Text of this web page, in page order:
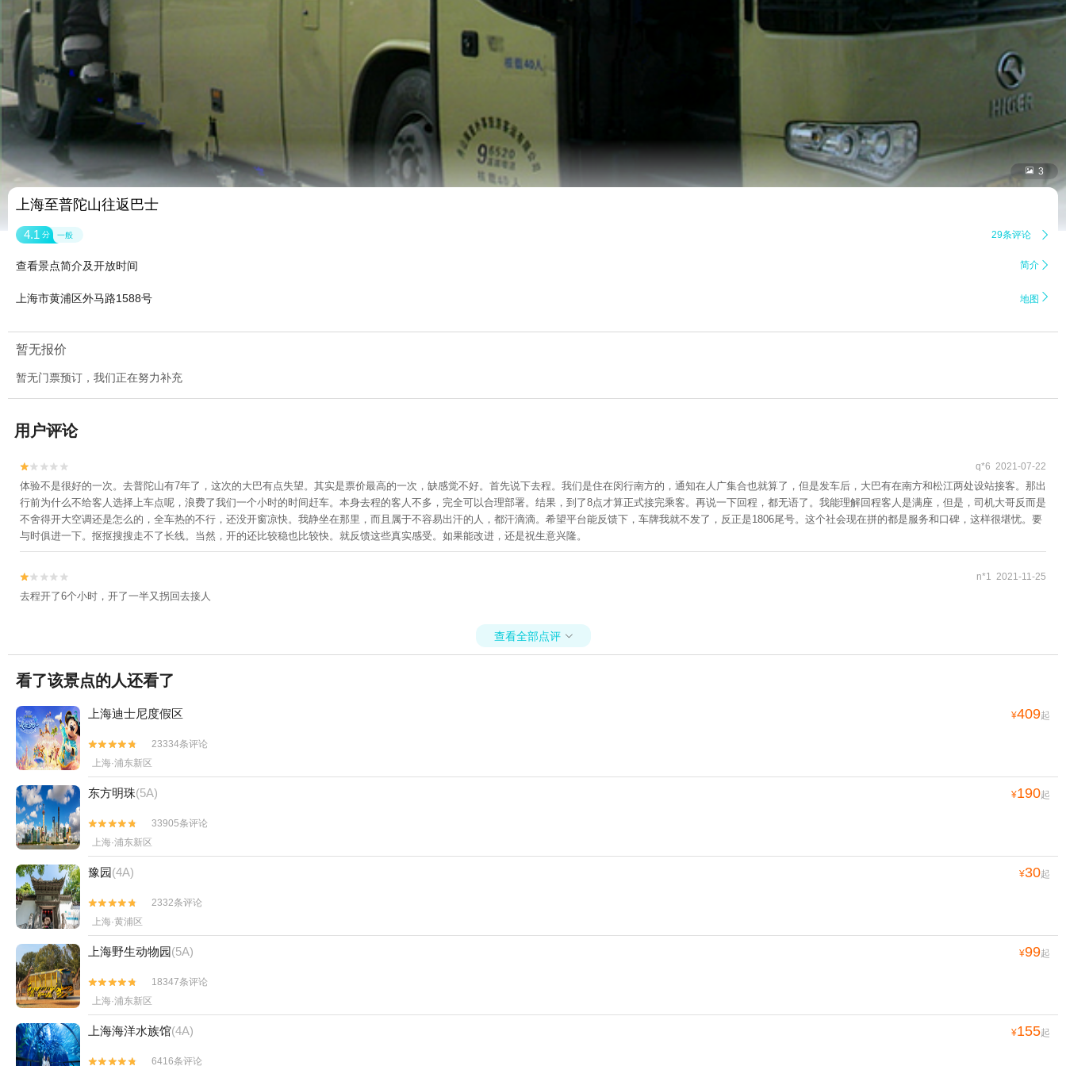
 3
上海至普陀山往返巴士
4.1 分 一般 29条评论 
查看景点简介及开放时间 简介 
上海市黄浦区外马路1588号 地图 
暂无报价
暂无门票预订，我们正在努力补充
用户评论

 q*6 2021-07-22
体验不是很好的一次。去普陀山有7年了，这次的大巴有点失望。其实是票价最高的一次，缺感觉不好。首先说下去程。我们是住在闵行南方的，通知在人广集合也就算了，但是发车后，大巴有在南方和松江两处设站接客。那出
行前为什么不给客人选择上车点呢，浪费了我们一个小时的时间赶车。本身去程的客人不多，完全可以合理部署。结果，到了8点才算正式接完乘客。再说一下回程，都无语了。我能理解回程客人是满座，但是，司机大哥反而是
不舍得开大空调还是怎么的，全车热的不行，还没开窗凉快。我静坐在那里，而且属于不容易出汗的人，都汗滴滴。希望平台能反馈下，车牌我就不发了，反正是1806尾号。这个社会现在拼的都是服务和口碑，这样很堪忧。要
与时俱进一下。抠抠搜搜走不了长线。当然，开的还比较稳也比较快。就反馈这些真实感受。如果能改进，还是祝生意兴隆。

 n*1 2021-11-25
去程开了6个小时，开了一半又拐回去接人
查看全部点评 
看了该景点的人还看了
上海迪士尼度假区 ¥409起


23334条评论
上海·浦东新区
东方明珠(5A) ¥190起


33905条评论
上海·浦东新区
豫园(4A) ¥30起


2332条评论
上海·黄浦区
上海野生动物园(5A) ¥99起


18347条评论
上海·浦东新区
上海海洋水族馆(4A) ¥155起

 6416条评论